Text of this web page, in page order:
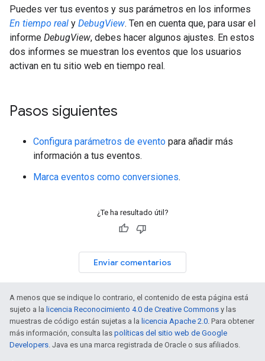
Puedes ver tus eventos y sus parámetros en los informes
En tiempo real y DebugView. Ten en cuenta que, para usar el
informe DebugView, debes hacer algunos ajustes. En estos
dos informes se muestran los eventos que los usuarios
activan en tu sitio web en tiempo real.
Pasos siguientes
Configura parámetros de evento para añadir más
información a tus eventos.
Marca eventos como conversiones.
¿Te ha resultado útil?
Enviar comentarios
A menos que se indique lo contrario, el contenido de esta página está
sujeto a la licencia Reconocimiento 4.0 de Creative Commons y las
muestras de código están sujetas a la licencia Apache 2.0. Para obtener
más información, consulta las políticas del sitio web de Google
Developers. Java es una marca registrada de Oracle o sus afiliados.